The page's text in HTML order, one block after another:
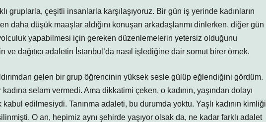
gruplarla, çeşitli insanlarla karşılaşıyoruz. Bir gün iş yerinde kadınların
daha düşük maaşlar aldığını konuşan arkadaşlarımı dinlerken, diğer gün
yapabilmesi için gereken düzenlemelerin yetersiz olduğunu
dağıtıcı adaletin İstanbul’da nasıl işlediğine dair somut birer örnek.
gelen bir grup öğrencinin yüksek sesle gülüp eğlendiğini gördüm.
kadına selam vermedi. Ama dikkatimi çeken, o kadının, yaşından dolayı
edilmesiydi. Tanınma adaleti, bu durumda yoktu. Yaşlı kadının
O an, hepimiz aynı şehirde yaşıyor olsak da, ne kadar farklı adalet